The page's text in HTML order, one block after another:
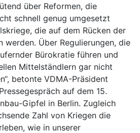
über Reformen, die
schnell genug umgesetzt
die auf dem Rücken der
werden. Über Regulierungen, die
Bürokratie führen und
Mittelständlern gar nicht
betonte VDMA-Präsident
auf dem 15.
Gipfel in Berlin. Zugleich
Zahl von Kriegen die
wie in unserer